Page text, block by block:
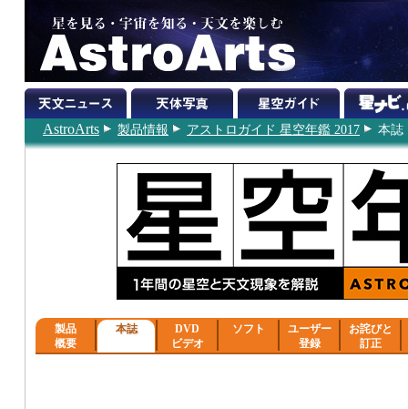
AstroArts 製品情報 アストロガイド 星空年鑑 2017 本誌
製品
概要
本誌
DVD
ビデオ
ソフト
ユーザー
登録
お詫びと
訂正